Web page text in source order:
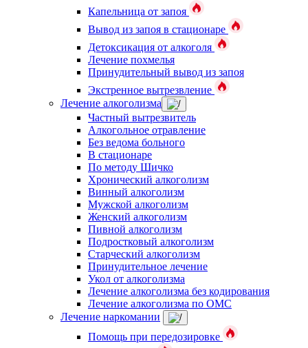
Капельница от запоя
Вывод из запоя в стационаре
Детоксикация от алкоголя
Лечение похмелья
Принудительный вывод из запоя
Экстренное вытрезвление
Лечение алкоголизма
Частный вытрезвитель
Алкогольное отравление
Без ведома больного
В стационаре
По методу Шичко
Хронический алкоголизм
Винный алкоголизм
Мужской алкоголизм
Женский алкоголизм
Пивной алкоголизм
Подростковый алкоголизм
Старческий алкоголизм
Принудительное лечение
Укол от алкоголизма
Лечение алкоголизма без кодирования
Лечение алкоголизма по ОМС
Лечение наркомании
Помощь при передозировке